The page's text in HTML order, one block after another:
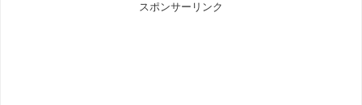
スポンサーリンク